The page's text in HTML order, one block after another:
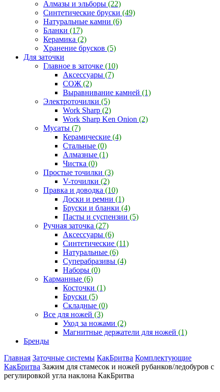
Алмазы и эльборы (22)
Синтетические бруски (49)
Натуральные камни (6)
Бланки (17)
Керамика (2)
Хранение брусков (5)
Для заточки
Главное в заточке (10)
Аксессуары (7)
СОЖ (2)
Выравнивание камней (1)
Электроточилки (5)
Work Sharp (2)
Work Sharp Ken Onion (2)
Мусаты (7)
Керамические (4)
Стальные (0)
Алмазные (1)
Чистка (0)
Простые точилки (3)
V-точилки (2)
Правка и доводка (10)
Доски и ремни (1)
Бруски и бланки (4)
Пасты и суспензии (5)
Ручная заточка (27)
Аксессуары (6)
Синтетические (11)
Натуральные (6)
Суперабразивы (4)
Наборы (0)
Карманные (6)
Косточки (1)
Бруски (5)
Складные (0)
Все для ножей (3)
Уход за ножами (2)
Магнитные держатели для ножей (1)
Бренды
Главная Заточные системы КакБритва Комплектующие
КакБритва Зажим для стамесок и ножей рубанков/ледобуров с
регулировкой угла наклона КакБритва